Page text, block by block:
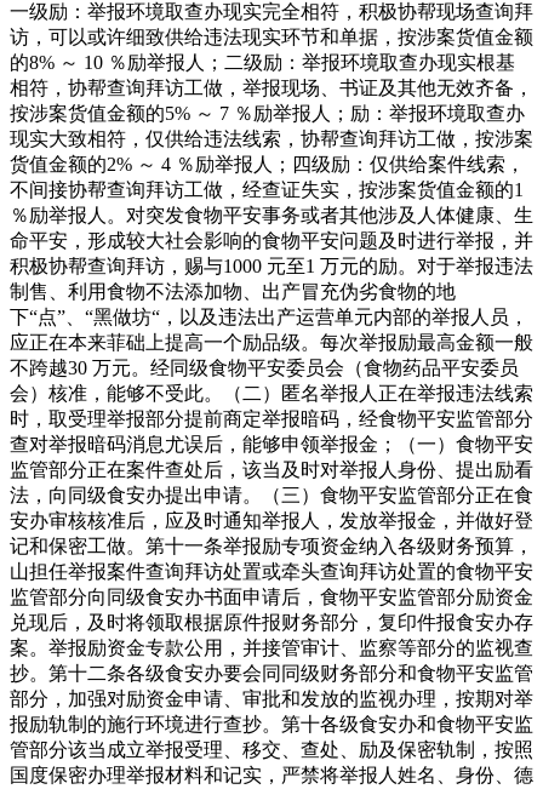
一级励：举报环境取查办现实完全相符，积极协帮现场查询拜
访，可以或许细致供给违法现实环节和单据，按涉案货值金额
的8% ～ 10 ％励举报人；二级励：举报环境取查办现实根基
相符，协帮查询拜访工做，举报现场、书证及其他无效齐备，
按涉案货值金额的5% ～ 7 ％励举报人；励：举报环境取查办
现实大致相符，仅供给违法线索，协帮查询拜访工做，按涉案
货值金额的2% ～ 4 ％励举报人；四级励：仅供给案件线索，
不间接协帮查询拜访工做，经查证失实，按涉案货值金额的1
％励举报人。对突发食物平安事务或者其他涉及人体健康、生
命平安，形成较大社会影响的食物平安问题及时进行举报，并
积极协帮查询拜访，赐与1000 元至1 万元的励。对于举报违法
制售、利用食物不法添加物、出产冒充伪劣食物的地
下“点”、“黑做坊“，以及违法出产运营单元内部的举报人员，
应正在本来菲础上提高一个励品级。每次举报励最高金额一般
不跨越30 万元。经同级食物平安委员会（食物药品平安委员
会）核准，能够不受此。（二）匿名举报人正在举报违法线索
时，取受理举报部分提前商定举报暗码，经食物平安监管部分
查对举报暗码消息尤误后，能够申领举报金；（一）食物平安
监管部分正在案件查处后，该当及时对举报人身份、提出励看
法，向同级食安办提出申请。（三）食物平安监管部分正在食
安办审核核准后，应及时通知举报人，发放举报金，并做好登
记和保密工做。第十一条举报励专项资金纳入各级财务预算，
山担任举报案件查询拜访处置或牵头查询拜访处置的食物平安
监管部分向同级食安办书面申请后，食物平安监管部分励资金
兑现后，及时将领取根据原件报财务部分，复印件报食安办存
案。举报励资金专款公用，并接管审计、监察等部分的监视查
抄。第十二条各级食安办要会同同级财务部分和食物平安监管
部分，加强对励资金申请、审批和发放的监视办理，按期对举
报励轨制的施行环境进行查抄。第十各级食安办和食物平安监
管部分该当成立举报受理、移交、查处、励及保密轨制，按照
国度保密办理举报材料和记实，严禁将举报人姓名、身份、德